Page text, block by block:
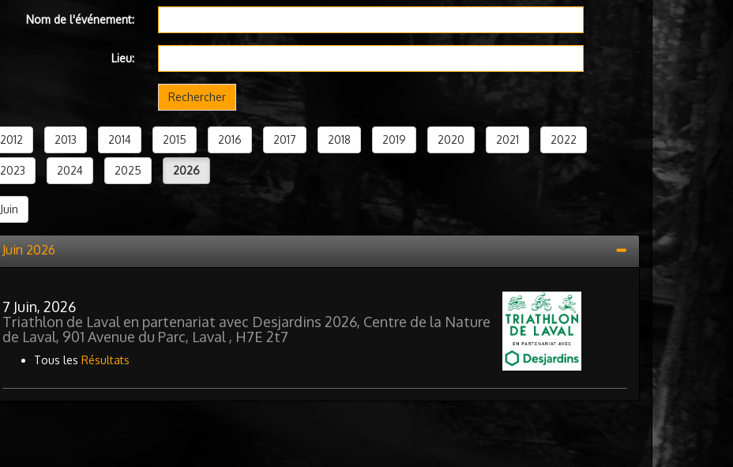
Nom de l'événement:
Lieu:
Rechercher
2012 2013 2014 2015 2016 2017 2018 2019 2020 2021 2022
2023 2024 2025 2026
Juin
Juin 2026
7 Juin, 2026
Triathlon de Laval en partenariat avec Desjardins 2026, Centre de la Nature
de Laval, 901 Avenue du Parc, Laval , H7E 2t7
Tous les Résultats